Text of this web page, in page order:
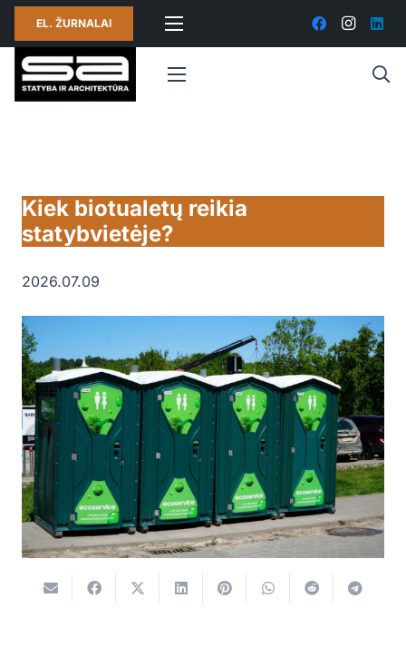
EL. ŽURNALAI
Kiek biotualetų reikia
statybvietėje?
2026.07.09